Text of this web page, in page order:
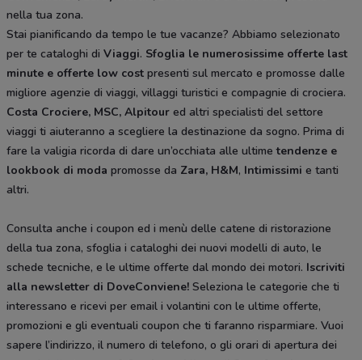
nella tua zona.
Stai pianificando da tempo le tue vacanze? Abbiamo selezionato
per te cataloghi di Viaggi. Sfoglia le numerosissime offerte last
minute e offerte low cost presenti sul mercato e promosse dalle
migliore agenzie di viaggi, villaggi turistici e compagnie di crociera.
Costa Crociere, MSC, Alpitour ed altri specialisti del settore
viaggi ti aiuteranno a scegliere la destinazione da sogno. Prima di
fare la valigia ricorda di dare un’occhiata alle ultimetendenze e
lookbook di moda promosse da Zara, H&M, Intimissimi e tanti
altri.
Consulta anche i coupon ed i menù delle catene di ristorazione
della tua zona, sfoglia i cataloghi dei nuovi modelli di auto, le
schede tecniche, e le ultime offerte dal mondo dei motori. Iscriviti
alla newsletter di DoveConviene! Seleziona le categorie che ti
interessano e ricevi per email i volantini con le ultime offerte,
promozioni e gli eventuali coupon che ti faranno risparmiare. Vuoi
sapere l’indirizzo, il numero di telefono, o gli orari di apertura dei